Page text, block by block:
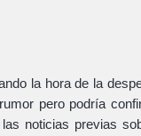
la hora de la
pero podría
noticias previas